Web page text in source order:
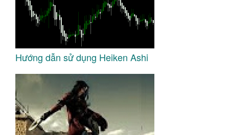
Hướng dẫn sử dụng Heiken Ashi